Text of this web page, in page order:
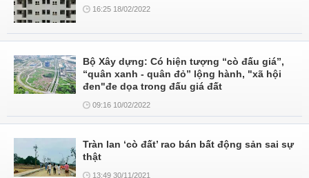
16:25 18/02/2022
Bộ Xây dựng: Có hiện tượng “cò đấu giá”,
“quân xanh - quân đỏ” lộng hành, "xã hội
đen"đe dọa trong đấu giá đất
09:16 10/02/2022
Tràn lan ‘cò đất’ rao bán bất động sản sai sự
thật
13:49 30/11/2021